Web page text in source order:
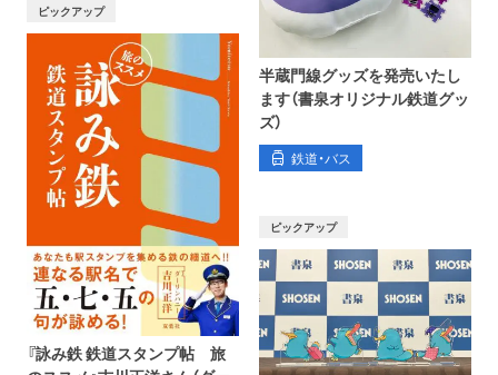
ピックアップ
『詠み鉄 鉄道スタンプ帖 旅
半蔵門線グッズを発売いたし
ます（書泉オリジナル鉄道グッ
ズ）
鉄道・バス
ピックアップ